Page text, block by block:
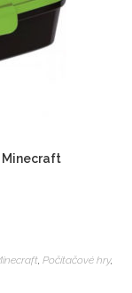
Minecraft
, Počítačové hry,